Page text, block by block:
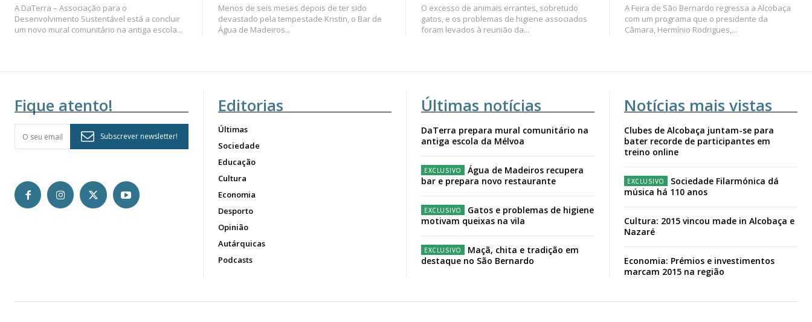
A DaTerra – Associação para o
Desenvolvimento Sustentável está a concluir
um novo mural comunitário na antiga escola...
Menos de seis meses depois de ter sido
devastado pela tempestade Kristin, o Bar de
Água de Madeiros...
O excesso de animais errantes, sobretudo
gatos, e os problemas de higiene associados
foram levados à reunião da...
A Feira de São Bernardo regressa a Alcobaça
com um programa que o presidente da
Câmara, Hermínio Rodrigues,...
Fique atento!
Subscrever newsletter!
Editorias
Últimas
Sociedade
Educação
Cultura
Economia
Desporto
Opinião
Autárquicas
Podcasts
Últimas notícias
DaTerra prepara mural comunitário na
antiga escola da Mélvoa
Água de Madeiros recupera
bar e prepara novo restaurante
Gatos e problemas de higiene
motivam queixas na vila
Maçã, chita e tradição em
destaque no São Bernardo
Notícias mais vistas
Clubes de Alcobaça juntam-se para
bater recorde de participantes em
treino online
Sociedade Filarmónica dá
música há 110 anos
Cultura: 2015 vincou made in Alcobaça e
Nazaré
Economia: Prémios e investimentos
marcam 2015 na região